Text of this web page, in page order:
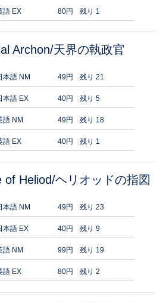
語 EX 80円 残り 1
Archon/天界の執政官
本語 NM 49円 残り 21
本語 EX 40円 残り 5
語 NM 49円 残り 18
語 EX 40円 残り 1
of Heliod/ヘリオッドの指図
本語 NM 49円 残り 23
本語 EX 40円 残り 9
語 NM 99円 残り 19
語 EX 80円 残り 2